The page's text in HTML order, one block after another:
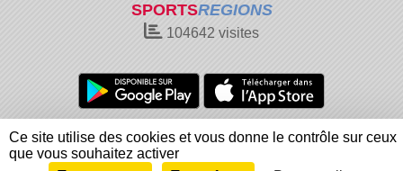
SPORTSREGIONS
104642 visites
Charte cookies
Gestion des cookies
Informations légales
Signaler un contenu inapproprié
Ce site utilise des cookies et vous donne le contrôle sur ceux
que vous souhaitez activer